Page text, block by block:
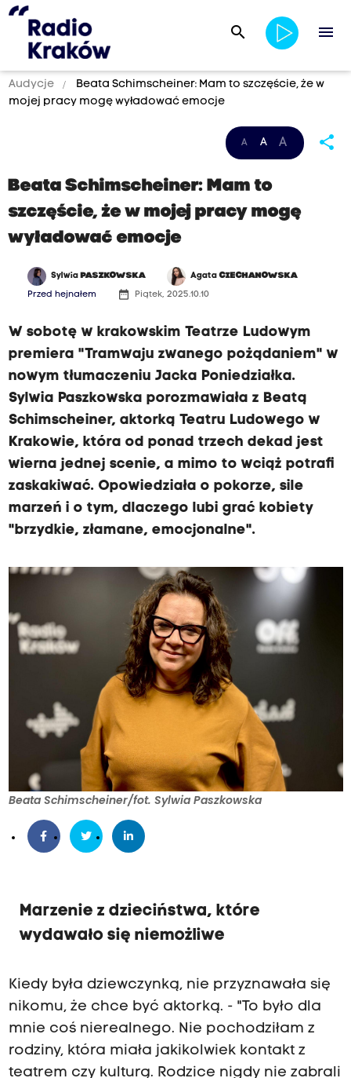
search menu
Audycje
Beata Schimscheiner: Mam to szczęście, że w
mojej pracy mogę wyładować emocje
A A A share
Beata Schimscheiner: Mam to
szczęście, że w mojej pracy mogę
wyładować emocje
Sylwia PASZKOWSKA AgataCIECHANOWSKA
Przed hejnałem date_range Piątek, 2025.10.10
W sobotę w krakowskim Teatrze Ludowym
premiera "Tramwaju zwanego pożądaniem" w
nowym tłumaczeniu Jacka Poniedziałka.
Sylwia Paszkowska porozmawiała z Beatą
Schimscheiner, aktorką Teatru Ludowego w
Krakowie, która od ponad trzech dekad jest
wierna jednej scenie, a mimo to wciąż potrafi
zaskakiwać. Opowiedziała o pokorze, sile
marzeń i o tym, dlaczego lubi grać kobiety
"brzydkie, złamane, emocjonalne".
Beata Schimscheiner/fot. Sylwia Paszkowska
Marzenie z dzieciństwa, które
wydawało się niemożliwe
Kiedy była dziewczynką, nie przyznawała się
nikomu, że chce być aktorką. - "To było dla
mnie coś nierealnego. Nie pochodziłam z
rodziny, która miała jakikolwiek kontakt z
teatrem czy kulturą. Rodzice nigdy nie zabrali